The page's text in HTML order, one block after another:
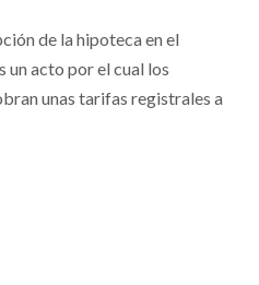
de la hipoteca en el
un acto por el cual los
unas tarifas registrales a